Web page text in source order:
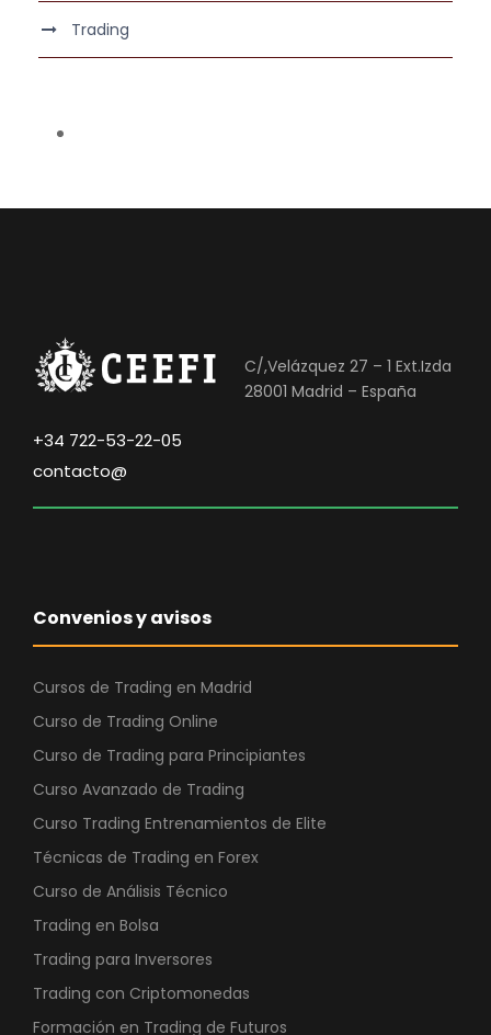
Trading
C/,Velázquez 27 – 1 Ext.Izda
28001 Madrid – España
+34 722-53-22-05
contacto@
Convenios y avisos
Cursos de Trading en Madrid
Curso de Trading Online
Curso de Trading para Principiantes
Curso Avanzado de Trading
Curso Trading Entrenamientos de Elite
Técnicas de Trading en Forex
Curso de Análisis Técnico
Trading en Bolsa
Trading para Inversores
Trading con Criptomonedas
Formación en Trading de Futuros